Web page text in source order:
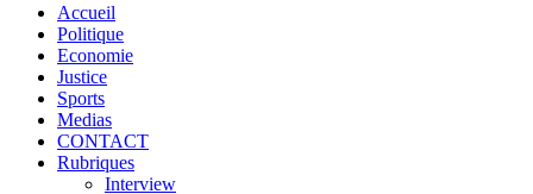
Accueil
Politique
Economie
Justice
Sports
Medias
CONTACT
Rubriques
Interview